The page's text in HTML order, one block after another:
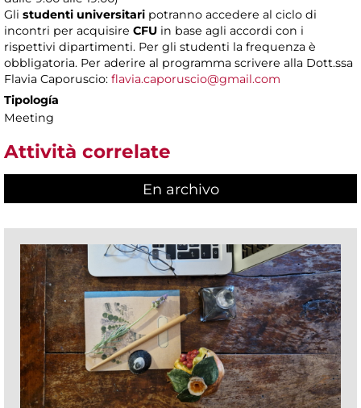
Gli studenti universitari potranno accedere al ciclo di
incontri per acquisire CFU in base agli accordi con i
rispettivi dipartimenti. Per gli studenti la frequenza è
obbligatoria. Per aderire al programma scrivere alla Dott.ssa
Flavia Caporuscio: flavia.caporuscio@gmail.com
Tipología
Meeting
Attività correlate
En archivo